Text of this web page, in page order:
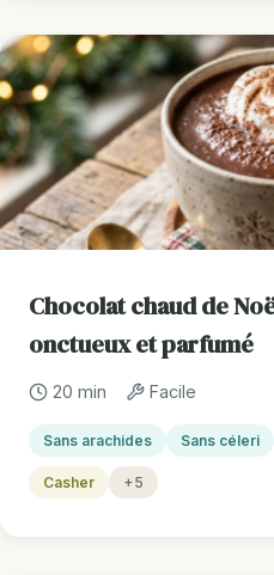
Chocolat chaud de
onctueux et parfumé
20 min Facile
Sans arachides Sans céleri
Casher +5